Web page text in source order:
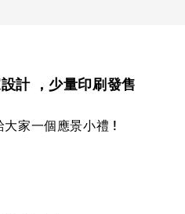
計 ， 少量印刷發售
家一個應景小禮 !